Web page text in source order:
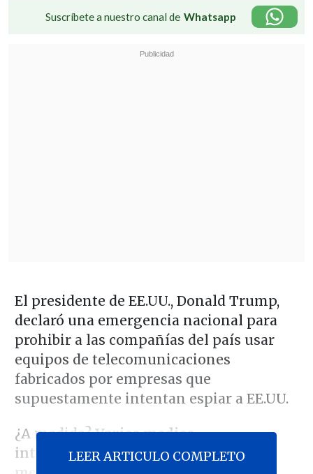
Suscríbete a nuestro canal de Whatsapp
El presidente de EE.UU., Donald Trump,
declaró una emergencia nacional para
prohibir a las compañías del país usar
equipos de telecomunicaciones
fabricados por empresas que
supuestamente intentan espiar a EE.UU.
¿A medida?Varios medios
internacionales consideran que la
LEER ARTICULO COMPLETO